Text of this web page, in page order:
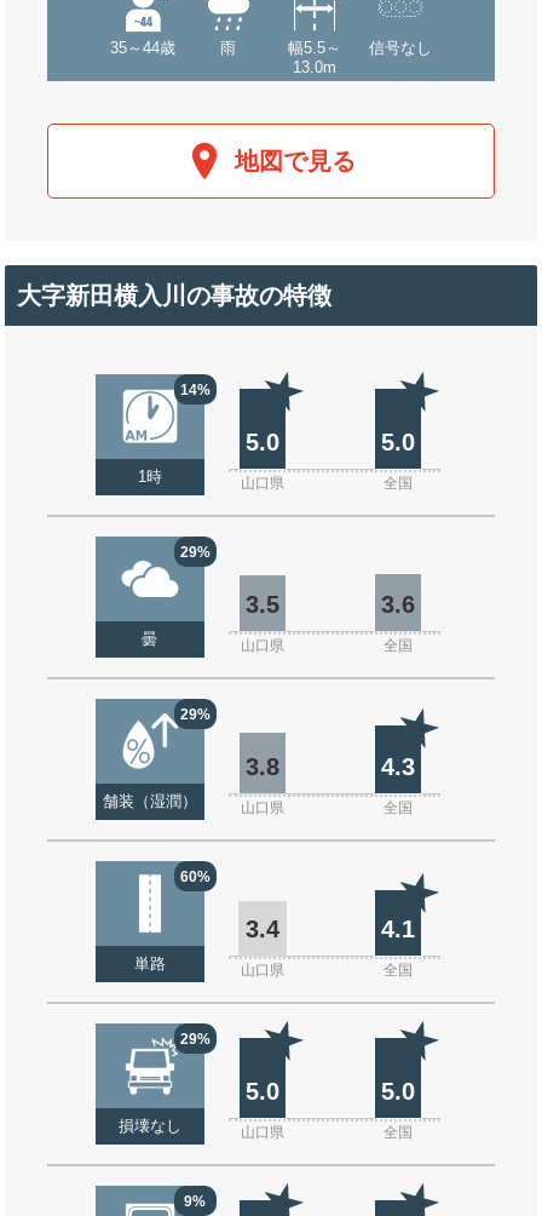
35～44歳 雨
幅5.5～
13.0m
信号なし
地図で見る
大字新田横入川の事故の特徴
14%
1時
5.0 5.0
山口県 全国
29%
曇
3.5 3.6
山口県 全国
29%
舗装（湿潤）
3.8 4.3
山口県 全国
60%
単路
3.4 4.1
山口県 全国
29%
損壊なし
5.0 5.0
山口県 全国
9%